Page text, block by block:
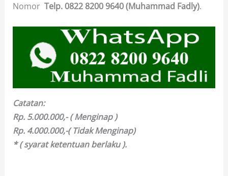
Nomor Telp. 0822 8200 9640 (Muhammad Fadly).
Catatan:
Rp. 5.000.000,- ( Menginap )
Rp. 4.000.000,-( Tidak Menginap)
* ( syarat ketentuan berlaku ).